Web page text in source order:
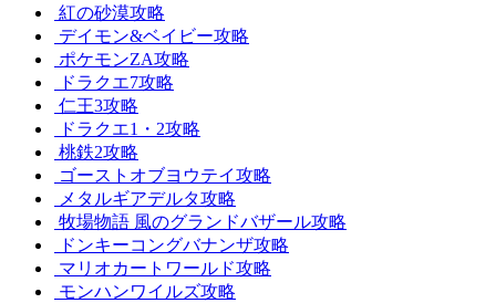
紅の砂漠攻略
デイモン&ベイビー攻略
ポケモンZA攻略
ドラクエ7攻略
仁王3攻略
ドラクエ1・2攻略
桃鉄2攻略
ゴーストオブヨウテイ攻略
メタルギアデルタ攻略
牧場物語 風のグランドバザール攻略
ドンキーコングバナンザ攻略
マリオカートワールド攻略
モンハンワイルズ攻略